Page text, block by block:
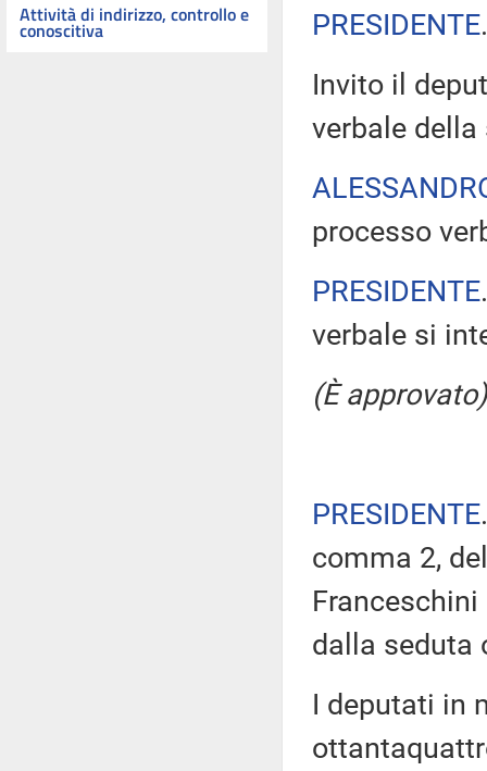
Attività di indirizzo, controllo e
conoscitiva
PRESIDENTE
Invito il
verbale della
processo
PRESIDENTE
verbale si
(È approvato)
PRESIDENTE
comma 2,
dalla seduta
I deputati in